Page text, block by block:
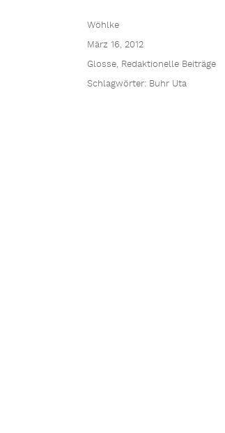
Wöhlke
März 16, 2012
Glosse, Redaktionelle Beiträge
Schlagwörter: Buhr Uta